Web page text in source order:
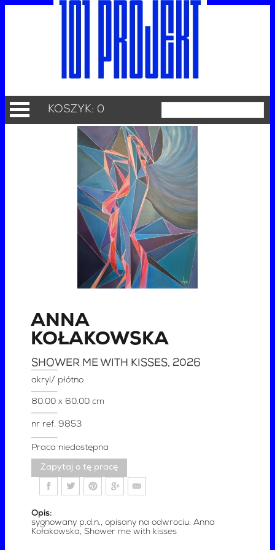
KOSZYK: 0
ANNA
KOŁAKOWSKA
SHOWER ME WITH KISSES, 2026
akryl/ płótno
80.00 x 60.00 cm
nr ref.9853
Praca niedostępna
Zapytaj o tę pracę
Opis:
sygnowany p.d.n., opisany na odwrociu: Anna
Kołakowska, Shower me with kisses